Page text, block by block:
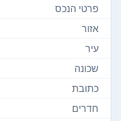
פרטי הנכס
אזור
עיר
שכונה
כתובת
חדרים